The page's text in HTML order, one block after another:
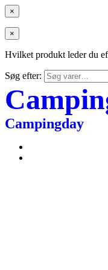
×
×
Hvilket produkt leder du
Søg efter:
Campingday